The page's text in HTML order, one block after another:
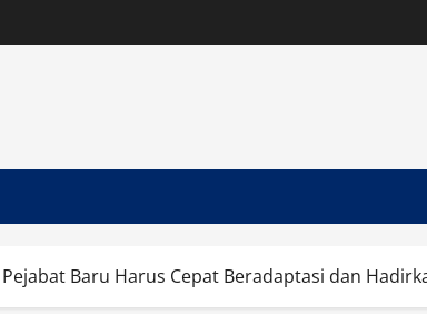
Baru Harus Cepat Beradaptasi dan